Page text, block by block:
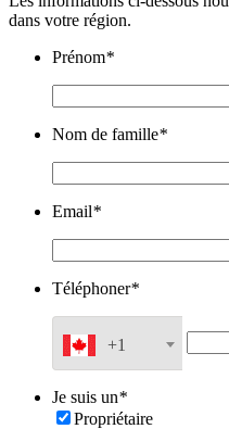
dans votre région.
Prénom*
Nom de famille*
Email*
Téléphoner*
+1
Je suis un*
Propriétaire